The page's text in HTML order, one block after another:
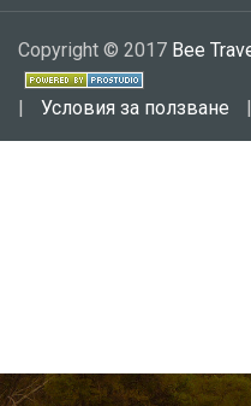
Copyright © 2017 Bee
| Условия за ползване |